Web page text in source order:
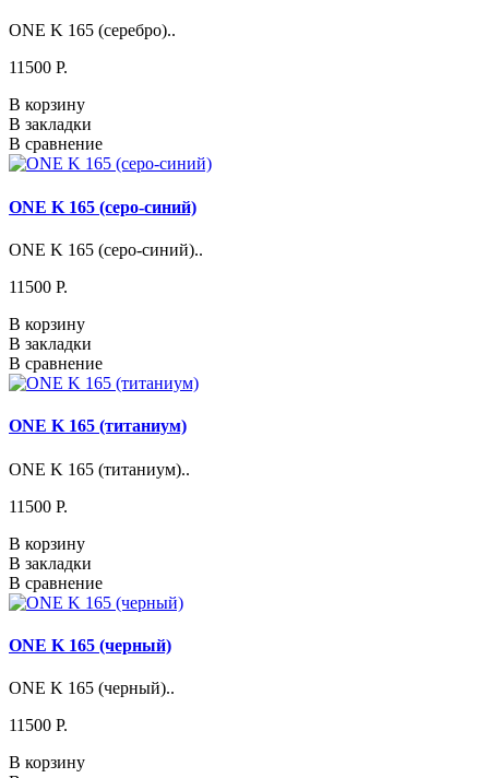
ONE K 165 (серебро)..
11500 P.
В корзину
В закладки
В сравнение
ONE K 165 (серо-синий)
ONE K 165 (серо-синий)..
11500 P.
В корзину
В закладки
В сравнение
ONE K 165 (титаниум)
ONE K 165 (титаниум)..
11500 P.
В корзину
В закладки
В сравнение
ONE K 165 (черный)
ONE K 165 (черный)..
11500 P.
В корзину